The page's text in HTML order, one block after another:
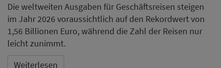
Die weltweiten Ausgaben für Geschäftsreisen steigen
im Jahr 2026 voraussichtlich auf den Rekordwert von
1,56 Billionen Euro, während die Zahl der Reisen nur
leicht zunimmt.
Weiterlesen